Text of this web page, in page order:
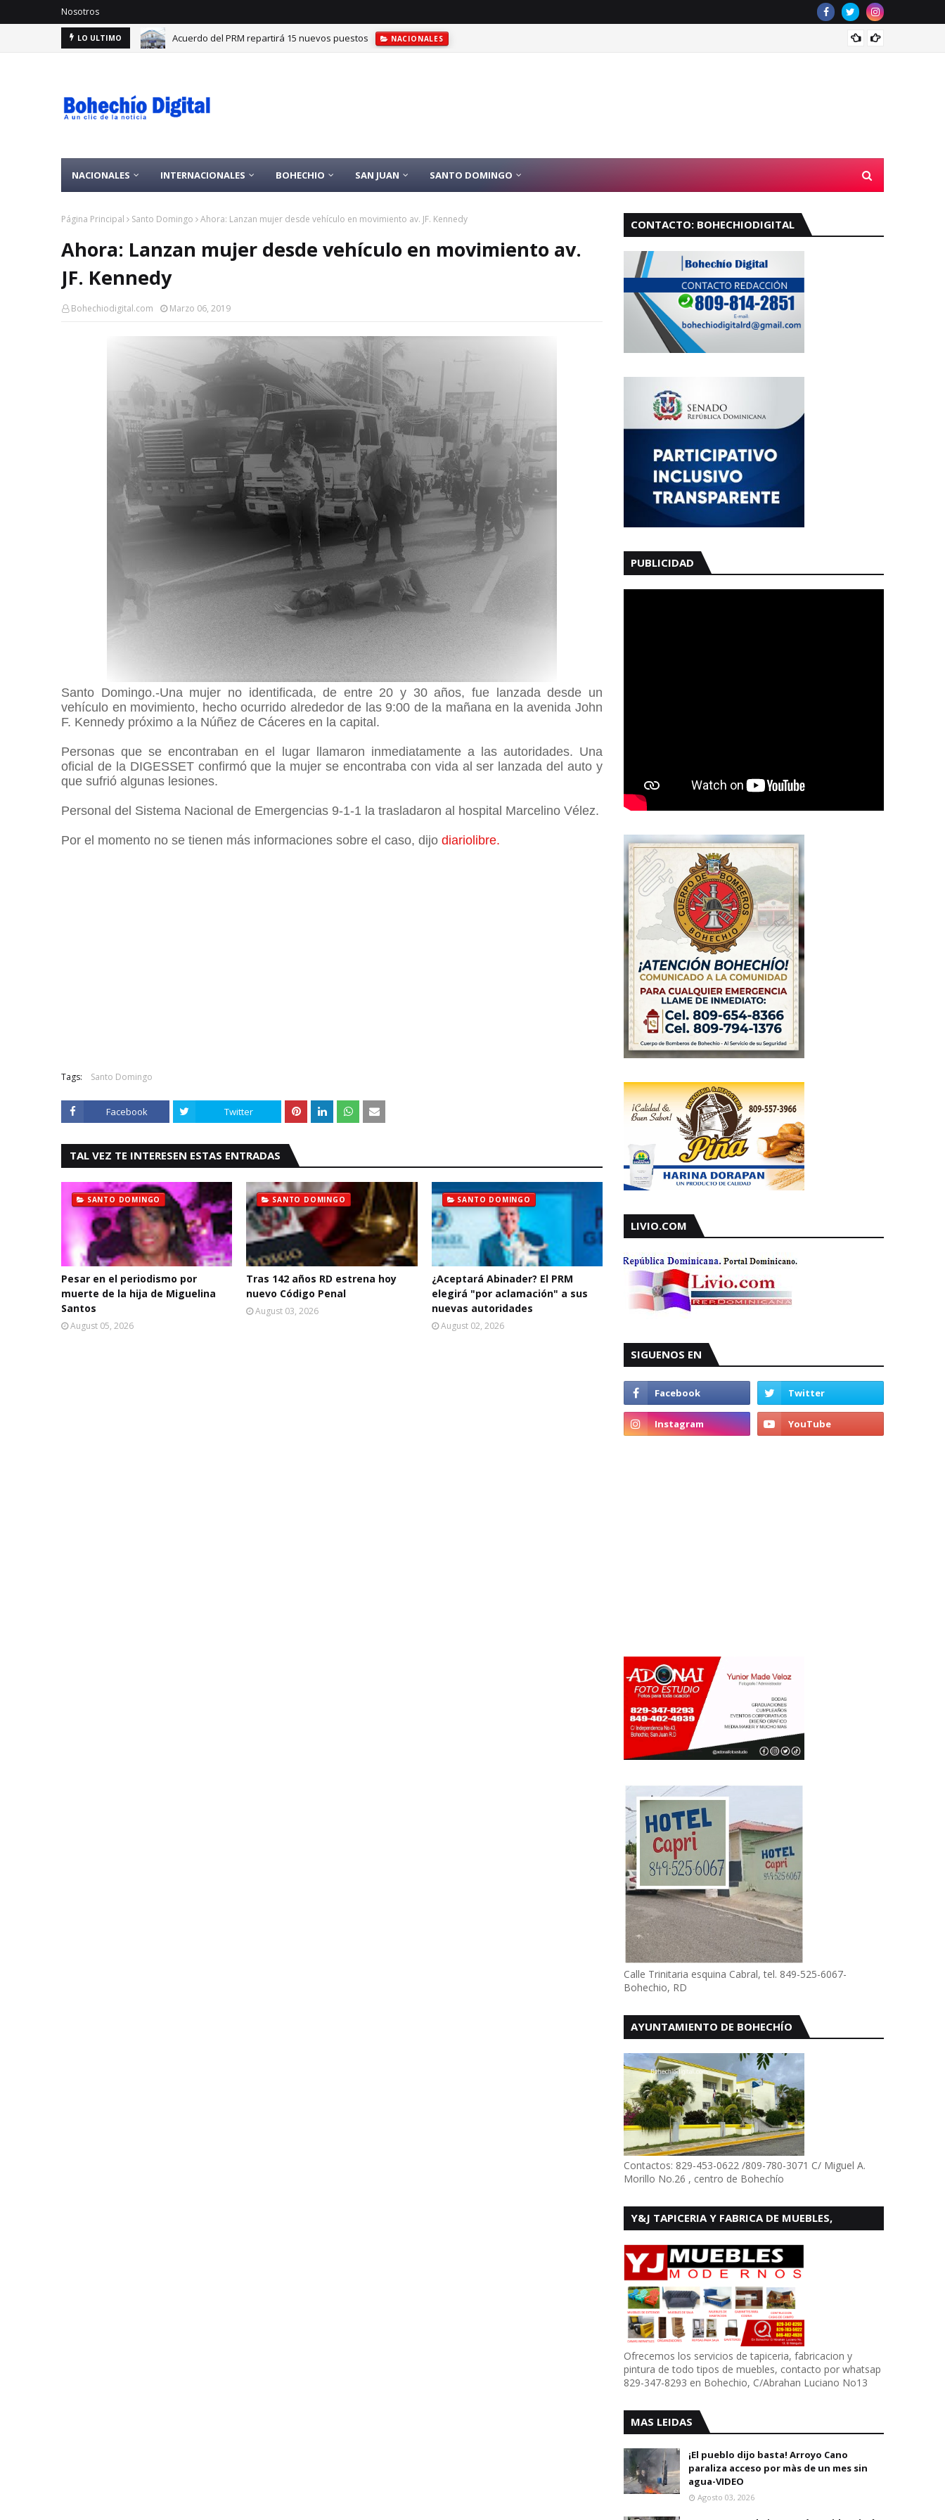
Nosotros
LO ULTIMO Acuerdo del PRM repartirá 15 nuevos puestos NACIONALES
NACIONALES INTERNACIONALES BOHECHIO SAN JUAN SANTO DOMINGO
Página Principal Santo Domingo Ahora: Lanzan mujer desde vehículo en movimiento av. JF. Kennedy
Ahora: Lanzan mujer desde vehículo en movimiento av.
JF. Kennedy
Bohechiodigital.com Marzo 06, 2019
Santo Domingo.-Una mujer no identificada, de entre 20 y 30 años, fue lanzada desde un
vehículo en movimiento, hecho ocurrido alrededor de las 9:00 de la mañana en la avenida John
F. Kennedy próximo a la Núñez de Cáceres en la capital.
Personas que se encontraban en el lugar llamaron inmediatamente a las autoridades. Una
oficial de la DIGESSET confirmó que la mujer se encontraba con vida al ser lanzada del auto y
que sufrió algunas lesiones.
Personal del Sistema Nacional de Emergencias 9-1-1 la trasladaron al hospital Marcelino Vélez.
Por el momento no se tienen más informaciones sobre el caso, dijo diariolibre.
Tags: Santo Domingo
Facebook Twitter
TAL VEZ TE INTERESEN ESTAS ENTRADAS
SANTO DOMINGO
Pesar en el periodismo por
muerte de la hija de Miguelina
Santos
August 05, 2026
SANTO DOMINGO
Tras 142 años RD estrena hoy
nuevo Código Penal
August 03, 2026
SANTO DOMINGO
¿Aceptará Abinader? El PRM
elegirá "por aclamación" a sus
nuevas autoridades
August 02, 2026
CONTACTO: BOHECHIODIGITAL
PUBLICIDAD
LIVIO.COM
SIGUENOS EN
Calle Trinitaria esquina Cabral, tel. 849-525-6067-
Bohechio, RD
AYUNTAMIENTO DE BOHECHÍO
Contactos: 829-453-0622 /809-780-3071 C/ Miguel A.
Morillo No.26 , centro de Bohechío
Y&J TAPICERIA Y FABRICA DE MUEBLES,
Ofrecemos los servicios de tapiceria, fabricacion y
pintura de todo tipos de muebles, contacto por whatsap
829-347-8293 en Bohechio, C/Abrahan Luciano No13
MAS LEIDAS
¡El pueblo dijo basta! Arroyo Cano
paraliza acceso por màs de un mes sin
agua-VIDEO
Agosto 03, 2026